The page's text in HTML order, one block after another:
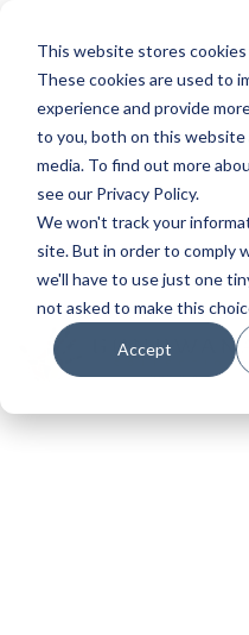
This website stores
These cookies are used to
experience and provide
to you, both on this
media. To find out more
see our Privacy Policy.
We won't track your
site. But in order to comply
we'll have to use just one
not asked to make this
Accept